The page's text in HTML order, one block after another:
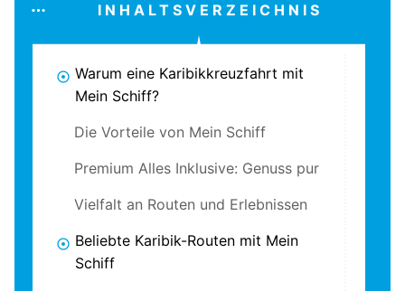
INHALTSVERZEICHNIS
Warum eine Karibikkreuzfahrt mit
Mein Schiff?
Die Vorteile von Mein Schiff
Premium Alles Inklusive: Genuss pur
Vielfalt an Routen und Erlebnissen
Beliebte Karibik-Routen mit Mein
Schiff